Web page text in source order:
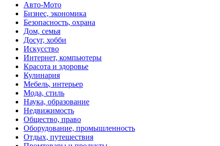
Авто-Мото
Бизнес, экономика
Безопасность, охрана
Дом, семья
Досуг, хобби
Искусство
Интернет, компьютеры
Красота и здоровье
Кулинария
Мебель, интерьер
Мода, стиль
Наука, образование
Недвижимость
Общество, право
Оборудование, промышленность
Отдых, путешествия